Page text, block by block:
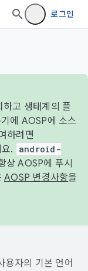
로그인
고 생태계의 플
에 AOSP에 소스
하려면
.
android-
상 AOSP에 푸시
AOSP 변경사항을
자의 기본 언어